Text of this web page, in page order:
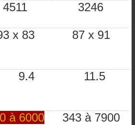
4511 3246
x 83 87 x 91
9.4 11.5
à 6000 343 à 7900